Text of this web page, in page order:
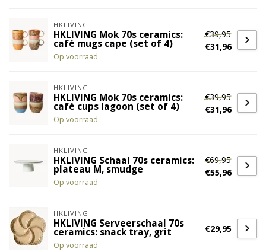
HKLIVING
HKLIVING Mok 70s ceramics:
café mugs cape (set of 4)
Op voorraad
€39,95
€31,96
HKLIVING
HKLIVING Mok 70s ceramics:
café cups lagoon (set of 4)
Op voorraad
€39,95
€31,96
HKLIVING
HKLIVING Schaal 70s ceramics:
plateau M, smudge
Op voorraad
€69,95
€55,96
HKLIVING
HKLIVING Serveerschaal 70s
ceramics: snack tray, grit
Op voorraad
€29,95